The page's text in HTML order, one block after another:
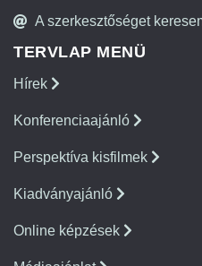
A szerkesztőséget
TERVLAP MENÜ
Hírek
Konferenciaajánló
Perspektíva kisfilmek
Kiadványajánló
Online képzések